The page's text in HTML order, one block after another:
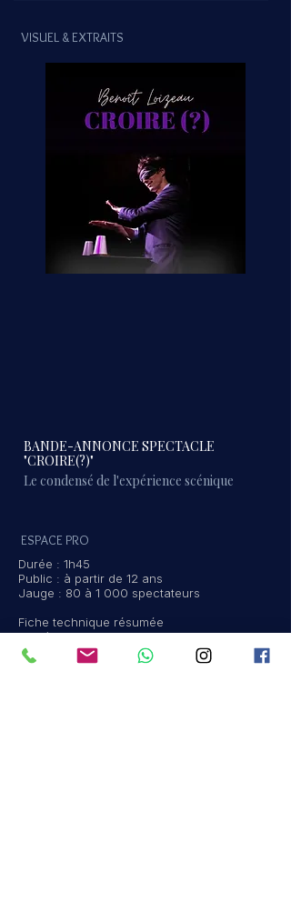
VISUEL & EXTRAITS
BANDE-ANNONCE SPECTACLE
"CROIRE(?)"
Le condensé de l'expérience scénique
ESPACE PRO
Durée : 1h45
Public : à partir de 12 ans
Jauge : 80 à 1 000 spectateurs
Fiche technique résumée
Lumière : 4 ambiances simples
Son : micro main sur pied + micro-casque +
musiques lancées depuis la scène